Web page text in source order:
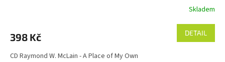
Skladem
398 Kč DETAIL
CD Raymond W. McLain - A Place of My Own